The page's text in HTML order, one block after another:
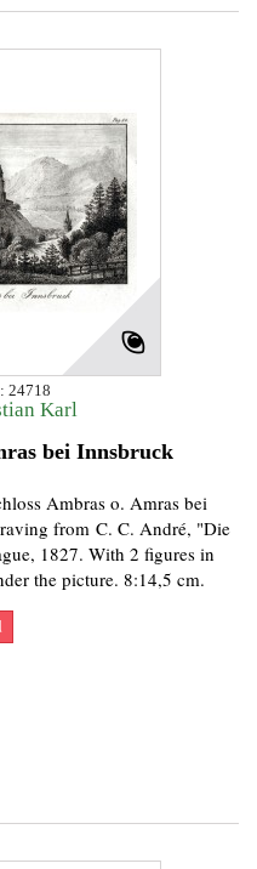
24718
Karl
bei Innsbruck
Ambras o. Amras bei
from C. C. André, "Die
1827. With 2 figures in
the picture. 8:14,5 cm.